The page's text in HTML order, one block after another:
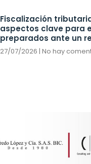
Fiscalización
aspectos clave para
preparados ante un
27/07/2026 No hay